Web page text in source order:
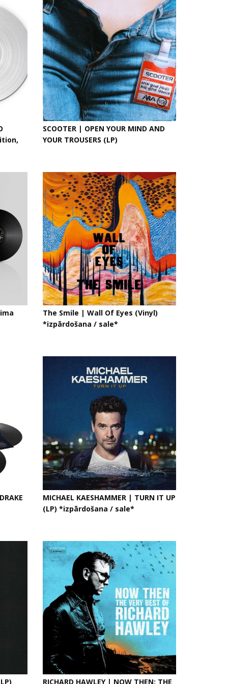
SCOOTER | OPEN YOUR MIND AND
YOUR TROUSERS (LP)
The Smile | Wall Of Eyes (Vinyl)
*izpārdošana / sale*
MICHAEL KAESHAMMER | TURN IT UP
(LP) *izpārdošana / sale*
RICHARD HAWLEY | NOW THEN: THE